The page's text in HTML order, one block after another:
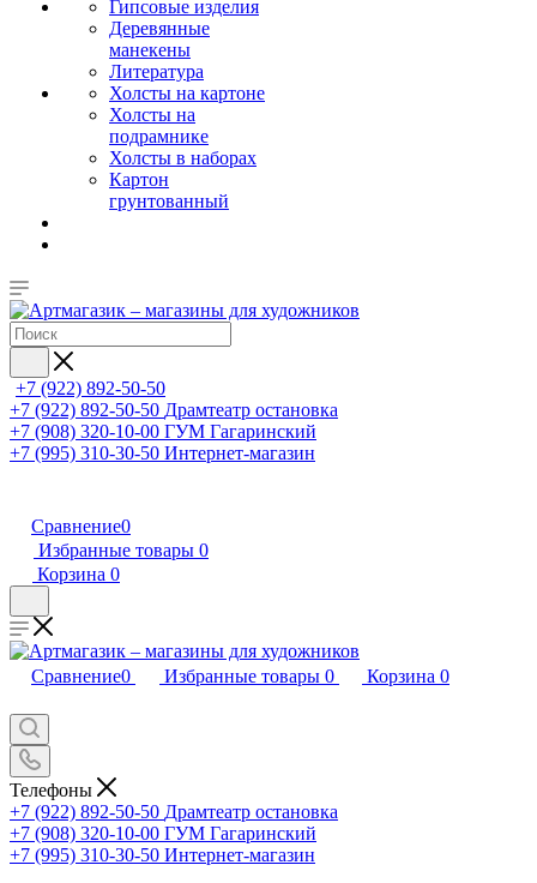
Гипсовые изделия
Деревянные
манекены
Литература
Холсты на картоне
Холсты на
подрамнике
Холсты в наборах
Картон
грунтованный
+7 (922) 892-50-50
+7 (922) 892-50-50 Драмтеатр остановка
+7 (908) 320-10-00 ГУМ Гагаринский
+7 (995) 310-30-50 Интернет-магазин
Сравнение0
Избранные товары 0
Корзина 0
Сравнение0 Избранные товары 0 Корзина 0
Телефоны
+7 (922) 892-50-50 Драмтеатр остановка
+7 (908) 320-10-00 ГУМ Гагаринский
+7 (995) 310-30-50 Интернет-магазин